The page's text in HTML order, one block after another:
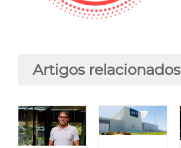
Artigos relacionados